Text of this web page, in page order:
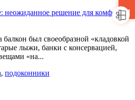
неожиданное решение для комфорта
был своеобразной «кладовкой
лыжи, банки с консервацией,
«на...
, подоконники